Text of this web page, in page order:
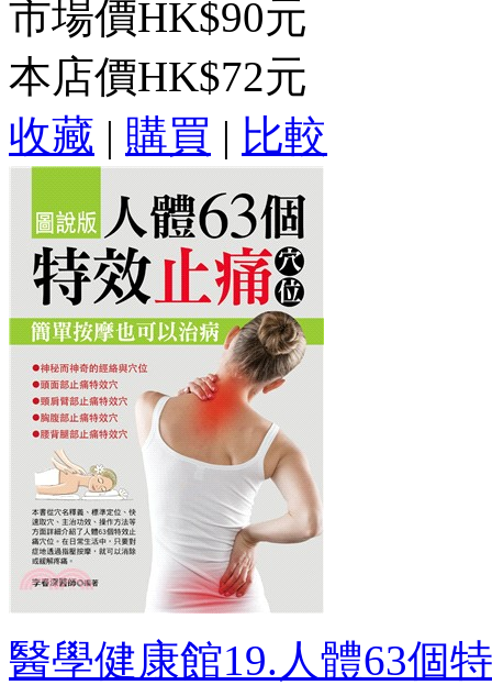
市場價HK$90元
本店價HK$72元
收藏 | 購買 | 比較
醫學健康館19.人體63個